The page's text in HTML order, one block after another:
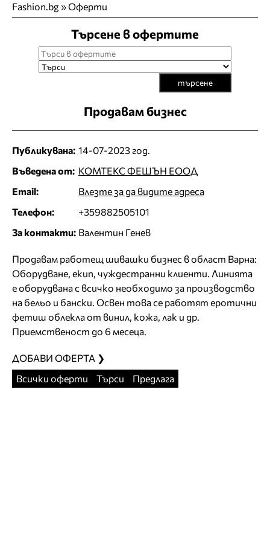
Fashion.bg»Оферти
Търсене в офертите
търсене
Продавам бизнес
Публикувана: 14-07-2023 год.
Въведена от: КОМТЕКС ФЕШЪН ЕООД
Email:
Влезте за да видите адреса
Телефон:
+359882505101
За контакти: Валентин Генев
Продавам работещ шивашки бизнес в област Варна:
Оборудване, екип, чуждестранни клиенти. Линията
е оборудвана с всичко необходимо за производство
на бельо и бански. Освен това се работят еротични
фетиш облекла от винил, кожа, лак и др.
Приемственост до 6 месеца.
ДОБАВИ ОФЕРТА ❯
Всички оферти
Търси Предлага